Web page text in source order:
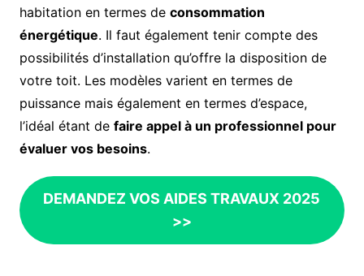
habitation en termes de consommation
énergétique. Il faut également tenir compte des
possibilités d’installation qu’offre la disposition de
votre toit. Les modèles varient en termes de
puissance mais également en termes d’espace,
l’idéal étant de faire appel à un professionnel pour
évaluer vos besoins.
DEMANDEZ VOS AIDES TRAVAUX 2025
>>